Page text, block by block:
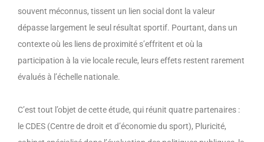
souvent méconnus, tissent un lien social dont la valeur
dépasse largement le seul résultat sportif. Pourtant, dans un
contexte où les liens de proximité s’effritent et où la
participation à la vie locale recule, leurs effets restent rarement
évalués à l’échelle nationale.
C’est tout l’objet de cette étude, qui réunit quatre partenaires :
le CDES (Centre de droit et d’économie du sport), Pluricité,